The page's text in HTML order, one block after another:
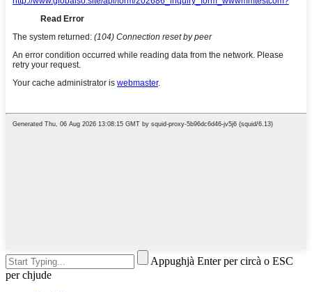
Appughjà Enter per circà o ESC
per chjude